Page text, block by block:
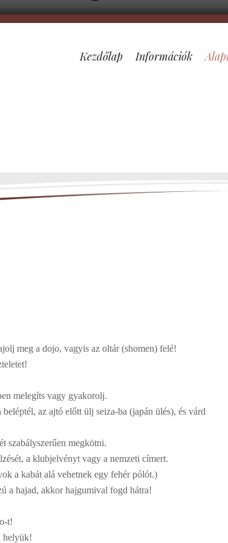
Kezdőlap Információk
meg a dojo, vagyis az oltár (shomen) felé!
melegíts vagy gyakorolj.
az ajtó előtt ülj seiza-ba (japán ülés), és várd
szabályszerűen megkötni.
a klubjelvényt vagy a nemzeti címert.
a kabát alá vehetnek egy fehér pólót.)
a hajad, akkor hajgumival fogd hátra!
t!
helyük!